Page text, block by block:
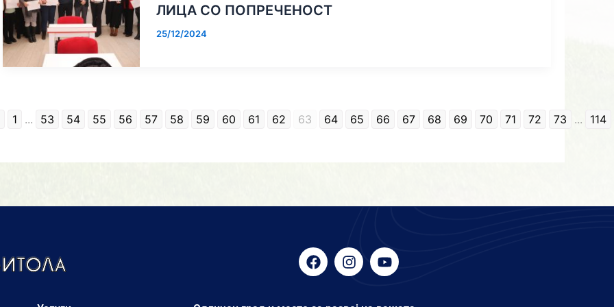
ЛИЦА СО ПОПРЕЧЕНОСТ
25/12/2024
1 ... 53 54 55 56 57 58 59 60 61 62 63 64 65 66 67 68 69 70 71 72 73 ... 114
F
a
I
n
Y
o